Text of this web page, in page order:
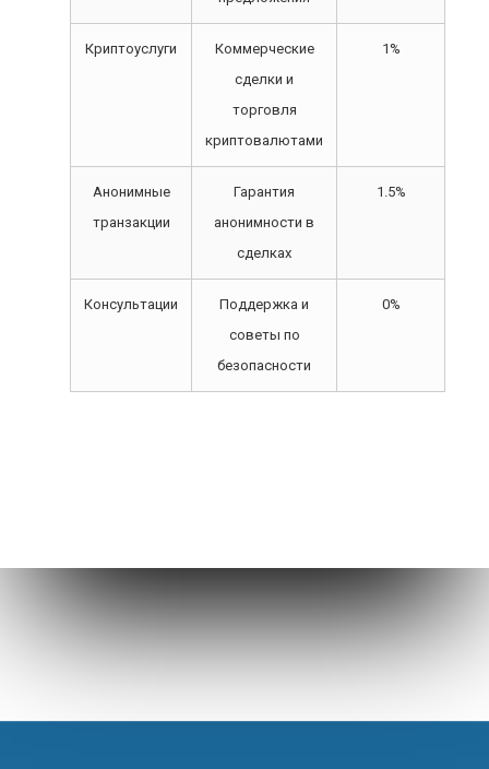
Криптоуслуги
Коммерческие
сделки и
торговля
криптовалютами
1%
Анонимные
транзакции
Гарантия
анонимности в
сделках
1.5%
Консультации
Поддержка и
советы по
безопасности
0%